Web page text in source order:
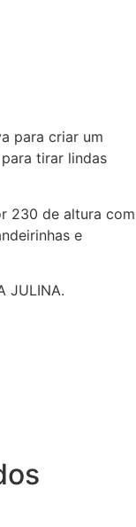
para criar um
tirar lindas
230 de altura com
e
JULINA.